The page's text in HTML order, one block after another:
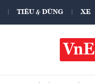
TIÊU & DÙNG XE